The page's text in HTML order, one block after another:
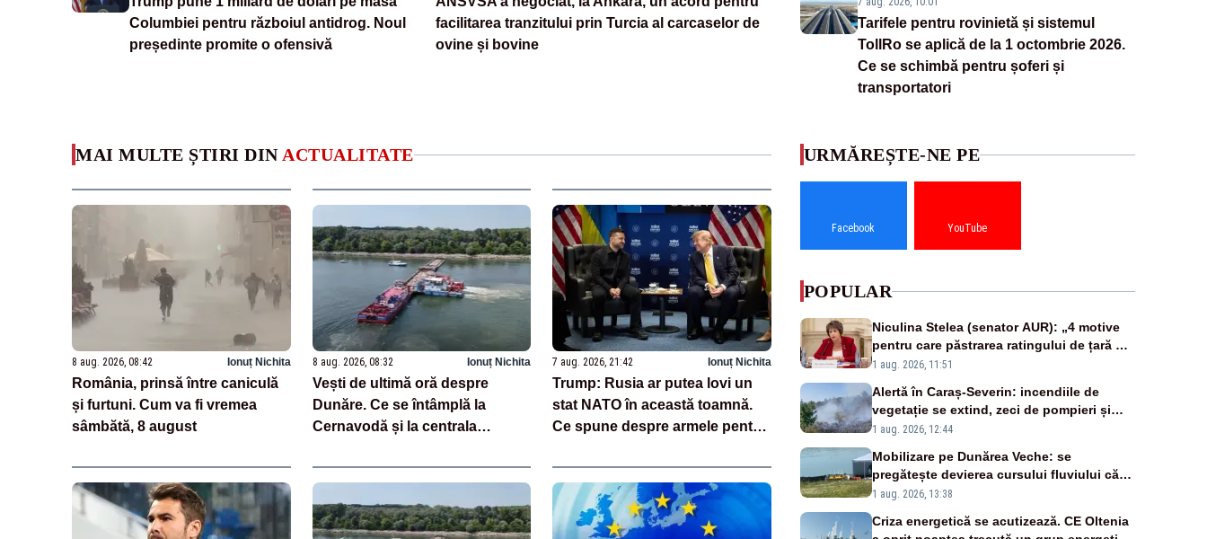
Columbiei pentru războiul antidrog. Noul
președinte promite o ofensivă
facilitarea tranzitului prin Turcia al carcaselor de
ovine și bovine
Tarifele pentru rovinietă și sistemul
TollRo se aplică de la 1 octombrie 2026.
Ce se schimbă pentru șoferi și
transportatori
MAI MULTE ȘTIRI DIN ACTUALITATE
8 aug. 2026, 08:42 Ionuț Nichita
România, prinsă între caniculă
și furtuni. Cum va fi vremea
sâmbătă, 8 august
8 aug. 2026, 08:32 Ionuț Nichita
Vești de ultimă oră despre
Dunăre. Ce se întâmplă la
Cernavodă și la centrala
7 aug. 2026, 21:42 Ionuț Nichita
Trump: Rusia ar putea lovi un
stat NATO în această toamnă.
Ce spune despre armele pentru
URMĂREȘTE-NE PE
Facebook YouTube
POPULAR
Niculina Stelea (senator AUR): „4 motive
pentru care păstrarea ratingului de țară nu
este o reușită pentru Guvernul Bolojan”
1 aug. 2026, 11:51
Alertă în Caraș-Severin: incendiile de
vegetație se extind, zeci de pompieri și
silvicultori se luptă cu flăcările - VIDEO
1 aug. 2026, 12:44
Mobilizare pe Dunărea Veche: se
pregătește devierea cursului fluviului către
Cernavodă – VIDEO
1 aug. 2026, 13:38
Criza energetică se acutizează. CE Oltenia